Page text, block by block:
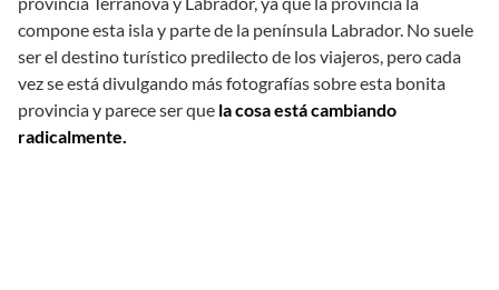
compone esta isla y parte de la península Labrador. No suele
ser el destino turístico predilecto de los viajeros, pero cada
vez se está divulgando más fotografías sobre esta bonita
provincia y parece ser que la cosa está cambiando
radicalmente.